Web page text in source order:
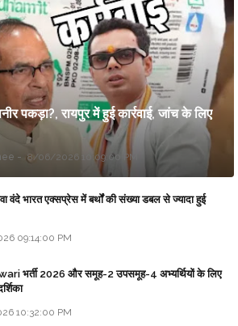
पकड़ा?, रायपुर में हुई कार्रवाई, जांच के लिए
8/06/2026 10:09:00 PM
वंदे भारत एक्सप्रेस में बर्थों की संख्या डबल से ज्यादा हुई
09:14:00 PM
भर्ती 2026 और समूह-2 उपसमूह-4 अभ्यर्थियों के लिए
10:32:00 PM